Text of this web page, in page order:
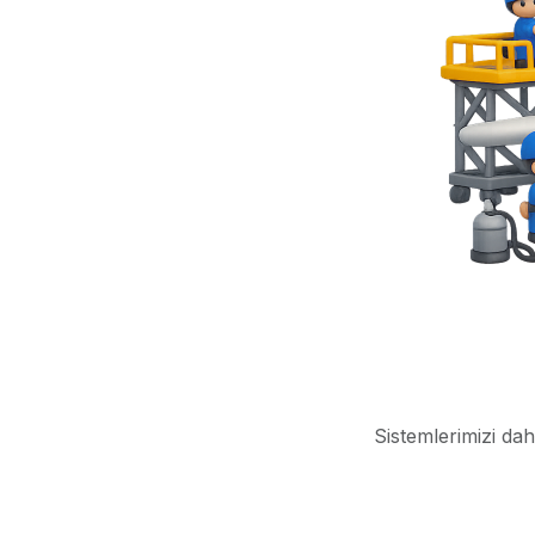
Sistemlerimizi